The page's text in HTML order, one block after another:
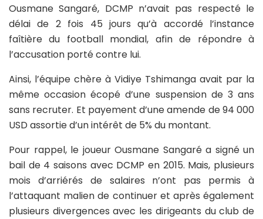
Ousmane Sangaré, DCMP n’avait pas respecté le
délai de 2 fois 45 jours qu’à accordé l’instance
faîtière du football mondial, afin de répondre à
l’accusation porté contre lui.
Ainsi, l’équipe chère à Vidiye Tshimanga avait par la
même occasion écopé d’une suspension de 3 ans
sans recruter. Et payement d’une amende de 94 000
USD assortie d’un intérêt de 5% du montant.
Pour rappel, le joueur Ousmane Sangaré a signé un
bail de 4 saisons avec DCMP en 2015. Mais, plusieurs
mois d’arriérés de salaires n’ont pas permis à
l’attaquant malien de continuer et après également
plusieurs divergences avec les dirigeants du club de